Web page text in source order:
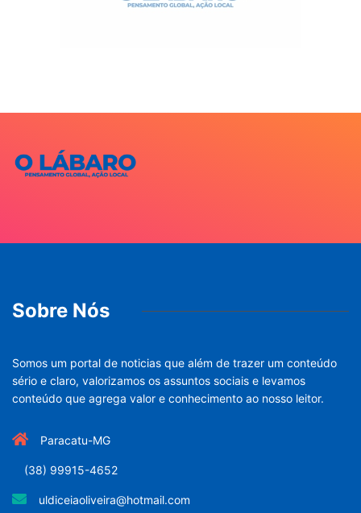
Sobre Nós
Somos um portal de noticias que além de trazer um conteúdo
sério e claro, valorizamos os assuntos sociais e levamos
conteúdo que agrega valor e conhecimento ao nosso leitor.
Paracatu-MG
(38) 99915-4652
uldiceiaoliveira@hotmail.com